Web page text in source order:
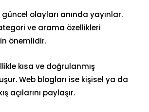
olayları anında yayınlar.
ve arama özellikleri
önemlidir.
kısa ve doğrulanmış
Web blogları ise kişisel ya da
açılarını paylaşır.